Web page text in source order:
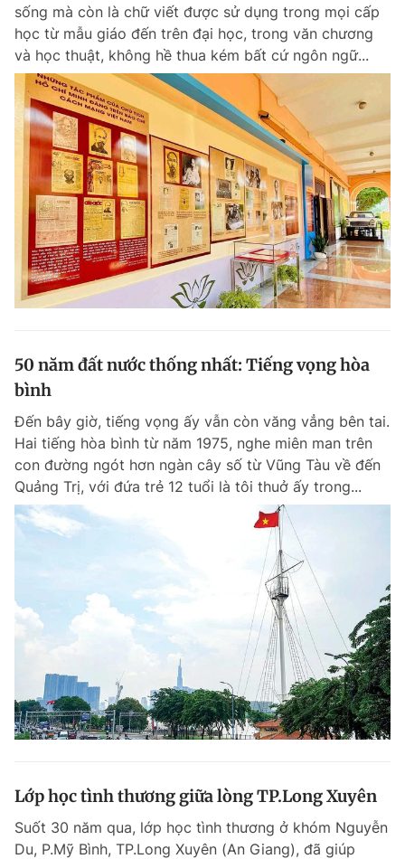
sống mà còn là chữ viết được sử dụng trong mọi cấp
học từ mẫu giáo đến trên đại học, trong văn chương
và học thuật, không hề thua kém bất cứ ngôn ngữ...
50 năm đất nước thống nhất: Tiếng vọng hòa
bình
Đến bây giờ, tiếng vọng ấy vẫn còn văng vẳng bên tai.
Hai tiếng hòa bình từ năm 1975, nghe miên man trên
con đường ngót hơn ngàn cây số từ Vũng Tàu về đến
Quảng Trị, với đứa trẻ 12 tuổi là tôi thuở ấy trong...
Lớp học tình thương giữa lòng TP.Long Xuyên
Suốt 30 năm qua, lớp học tình thương ở khóm Nguyễn
Du, P.Mỹ Bình, TP.Long Xuyên (An Giang), đã giúp